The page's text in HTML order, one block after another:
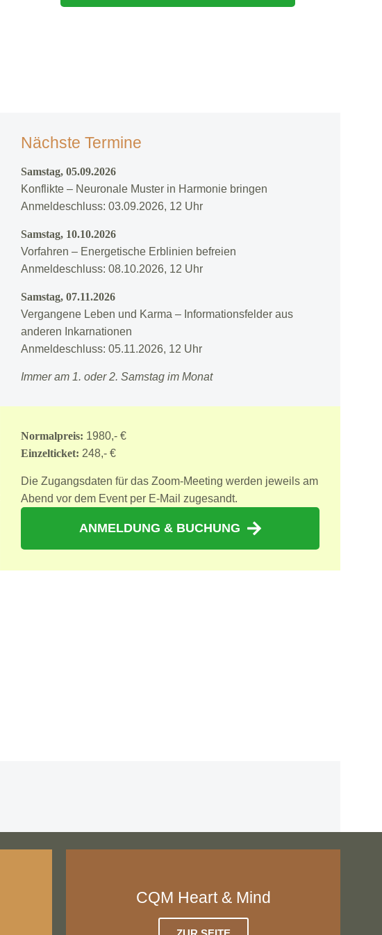
Nächste Termine
Samstag, 05.09.2026
Konflikte – Neuronale Muster in Harmonie bringen
Anmeldeschluss: 03.09.2026, 12 Uhr
Samstag, 10.10.2026
Vorfahren – Energetische Erblinien befreien
Anmeldeschluss: 08.10.2026, 12 Uhr
Samstag, 07.11.2026
Vergangene Leben und Karma – Informationsfelder aus
anderen Inkarnationen
Anmeldeschluss: 05.11.2026, 12 Uhr
Immer am 1. oder 2. Samstag im Monat
Normalpreis: 1980,- €
Einzelticket: 248,- €
Die Zugangsdaten für das Zoom-Meeting werden jeweils am
Abend vor dem Event per E-Mail zugesandt.
ANMELDUNG & BUCHUNG
CQM Heart & Mind